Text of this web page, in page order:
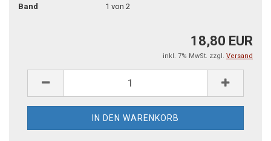
Band
1 von 2
18,80 EUR
inkl. 7% MwSt. zzgl. Versand